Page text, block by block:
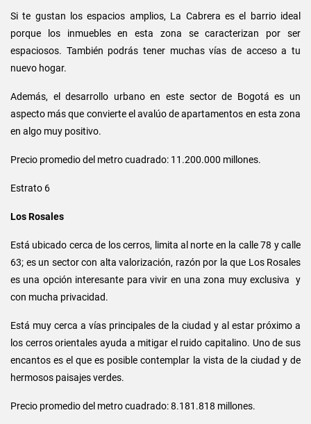
Si te gustan los espacios amplios, La Cabrera es el barrio ideal
porque los inmuebles en esta zona se caracterizan por ser
espaciosos. También podrás tener muchas vías de acceso a tu
nuevo hogar.
Además, el desarrollo urbano en este sector de Bogotá es un
aspecto más que convierte el avalúo de apartamentos en esta zona
en algo muy positivo.
Precio promedio del metro cuadrado: 11.200.000 millones.
Estrato 6
Los Rosales
Está ubicado cerca de los cerros, limita al norte en la calle 78 y calle
63; es un sector con alta valorización, razón por la que Los Rosales
es una opción interesante para vivir en una zona muy exclusiva y
con mucha privacidad.
Está muy cerca a vías principales de la ciudad y al estar próximo a
los cerros orientales ayuda a mitigar el ruido capitalino. Uno de sus
encantos es el que es posible contemplar la vista de la ciudad y de
hermosos paisajes verdes.
Precio promedio del metro cuadrado: 8.181.818 millones.